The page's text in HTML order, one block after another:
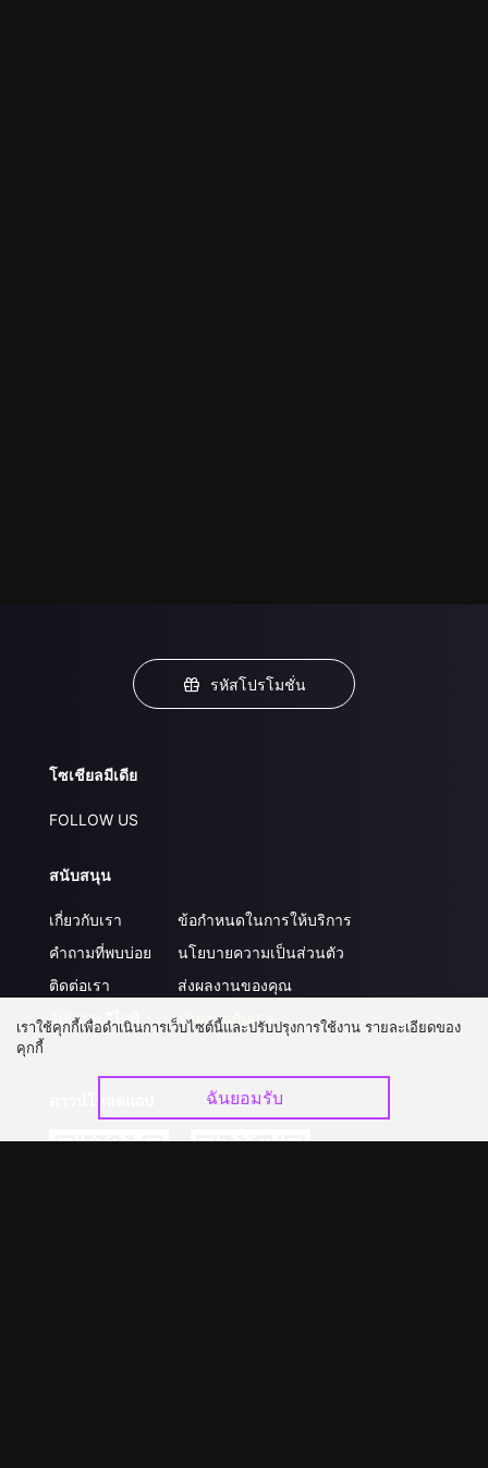
รหัสโปรโมชั่น
โซเชียลมีเดีย
FOLLOW US
สนับสนุน
เกี่ยวกับเรา
คำถามที่พบบ่อย
ติดต่อเรา
อัปเกรด วีไอพี
ข้อกำหนดในการให้บริการ
นโยบายความเป็นส่วนตัว
ส่งผลงานของคุณ
ร่วมงานกับเรา
เราใช้คุกกี้เพื่อดำเนินการเว็บไซต์นี้และปรับปรุงการใช้งาน รายละเอียดของ
คุกกี้
ฉันยอมรับ